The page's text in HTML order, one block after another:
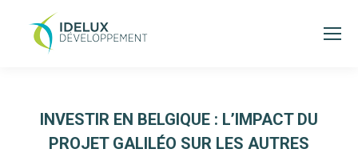
INVESTIR EN BELGIQUE : L’IMPACT DU
PROJET GALILÉO SUR LES AUTRES